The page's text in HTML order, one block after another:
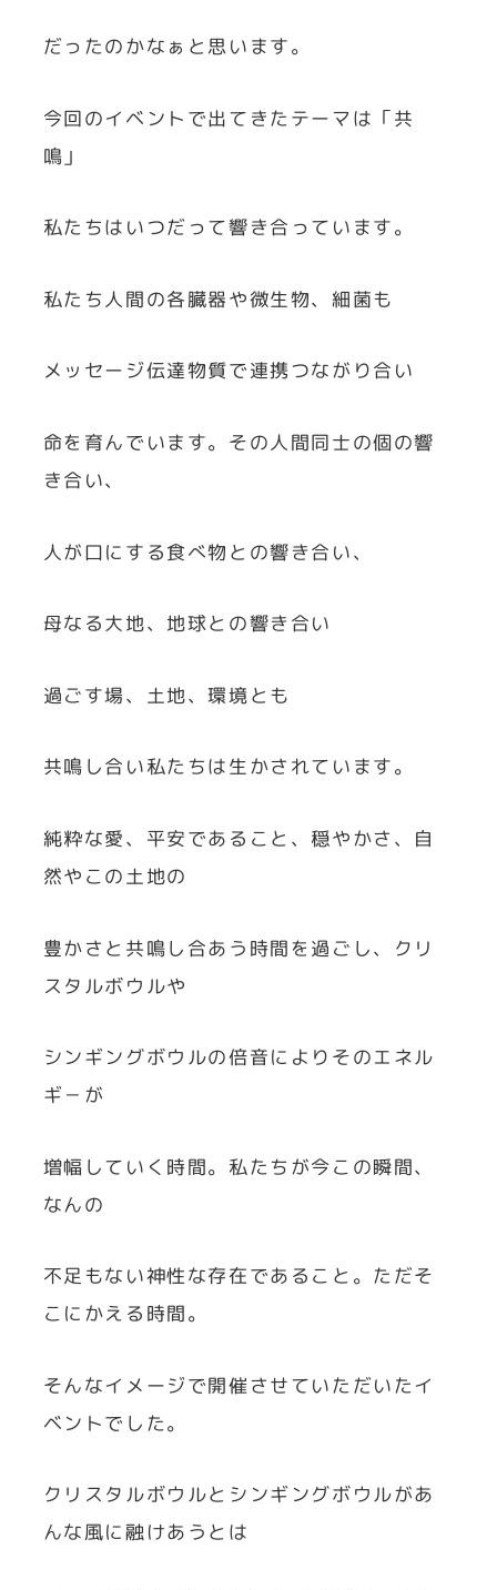
だったのかなぁと思います。
今回のイベントで出てきたテーマは「共
鳴」
私たちはいつだって響き合っています。
私たち人間の各臓器や微生物、細菌も
メッセージ伝達物質で連携つながり合い
命を育んでいます。その人間同士の個の響
き合い、
人が口にする食べ物との響き合い、
母なる大地、地球との響き合い
過ごす場、土地、環境とも
共鳴し合い私たちは生かされています。
純粋な愛、平安であること、穏やかさ、自
然やこの土地の
豊かさと共鳴し合あう時間を過ごし、クリ
スタルボウルや
シンギングボウルの倍音によりそのエネル
ギ－が
増幅していく時間。私たちが今この瞬間、
なんの
不足もない神性な存在であること。ただそ
こにかえる時間。
そんなイメージで開催させていただいたイ
ベントでした。
クリスタルボウルとシンギングボウルがあ
んな風に融けあうとは